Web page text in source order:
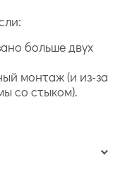
больше двух
монтаж (и из-за
со стыком).